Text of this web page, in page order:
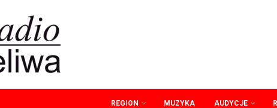
REGION MUZYKA AUDYCJE